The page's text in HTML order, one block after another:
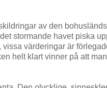
av den
stormande havet piska
värderingar är
helt klart vinner på att